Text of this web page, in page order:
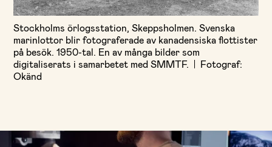
Stockholms örlogsstation, Skeppsholmen. Svenska
marinlottor blir fotograferade av kanadensiska flottister
på besök. 1950-tal. En av många bilder som
digitaliserats i samarbetet med SMMTF.
Fotograf:
Okänd